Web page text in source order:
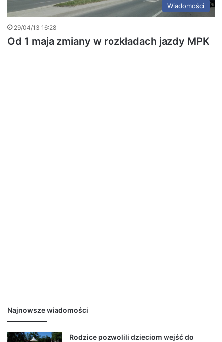
Wiadomości
29/04/13 16:28
Od 1 maja zmiany w rozkładach jazdy MPK
Najnowsze wiadomości
Rodzice pozwolili dzieciom wejść do